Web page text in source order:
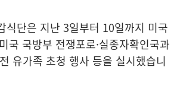
식단은 지난 3일부터 10일까지 미국
국 국방부 전쟁포로·실종자확인국과
유가족 초청 행사 등을 실시했습니